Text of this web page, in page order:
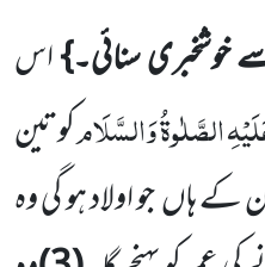
سنائی۔}اس
الصَّلٰوۃُوَالسَّلَامکوتین
کے ہاںجو اولاد ہو گی وہ